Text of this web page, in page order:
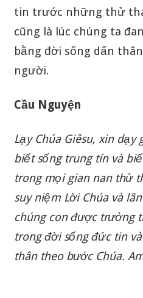
tin trước những thử
cũng là lúc chúng ta
bằng đời sống dấn
người.
Cầu Nguyện
Lạy Chúa Giêsu, xin dạy
biết sống trung tín và
trong mọi gian nan thử
suy niệm Lời Chúa và
chúng con được trưởng
trong đời sống đức tin
thân theo bước Chúa.